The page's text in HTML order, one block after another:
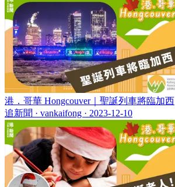
港．哥華 Hongcouver｜聖誕列車將臨加西
追新聞 · vankaifong · 2023-12-10